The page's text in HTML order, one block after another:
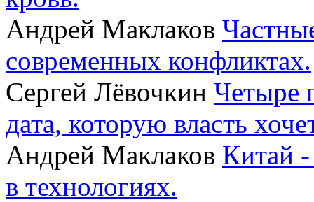
Андрей Маклаков
современных конфликтах.
Сергей Лёвочкин Четыре
дата, которую власть
Андрей Маклаков Китай
в технологиях.